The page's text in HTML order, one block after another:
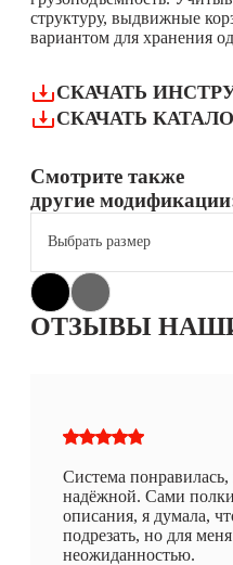
структуру, выдвижные
вариантом для хранения
СКАЧАТЬ
СКАЧАТЬ
Смотрите также
другие
Выбрать размер
ОТЗЫВЫ
Система
надёжной. Сами
описания, я думала,
подрезать, но для
неожиданностью.